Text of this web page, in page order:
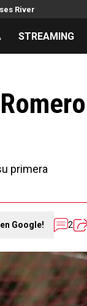
River
Guías
STREAMING
primera
Google! 2